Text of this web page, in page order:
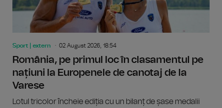
Sport | extern 02 August 2026, 18:54
România, pe primul loc în clasamentul pe
națiuni la Europenele de canotaj de la
Varese
Lotul tricolor încheie ediția cu un bilanț de șase medalii